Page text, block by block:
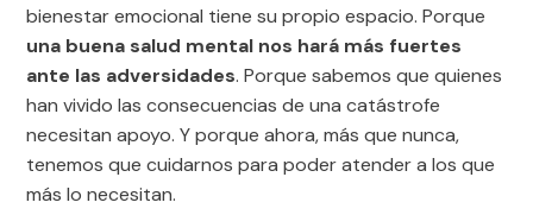
bienestar emocional tiene su propio espacio. Porque
una buena salud mental nos hará más fuertes
ante las adversidades. Porque sabemos que quienes
han vivido las consecuencias de una catástrofe
necesitan apoyo. Y porque ahora, más que nunca,
tenemos que cuidarnos para poder atender a los que
más lo necesitan.